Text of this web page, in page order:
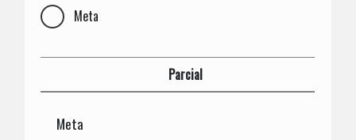
Meta
Parcial
Meta